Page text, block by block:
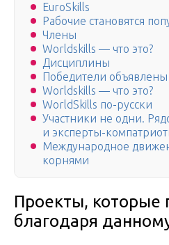
EuroSkills
Рабочие становятся
Члены
Worldskills — что это?
Дисциплины
Победители объявлены
Worldskills — что это?
WorldSkills по-русски
Участники не одни.
и эксперты-
Международное
корнями
Проекты, которые
благодаря